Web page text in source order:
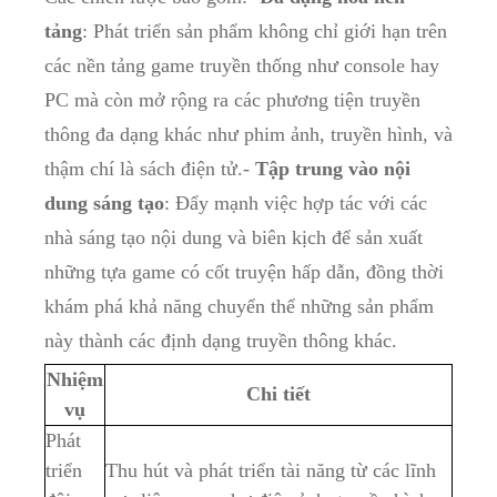
tảng: Phát triển sản phẩm không chỉ giới hạn trên⁤
các⁢ nền tảng game truyền thống như ‍console hay
PC mà⁤ còn mở‍ rộng ra các ‍phương tiện truyền
thông đa dạng khác như ​phim ảnh, truyền hình, và
thậm chí ‌là ⁣sách điện tử.- Tập trung vào nội
dung sáng tạo: ⁤Đẩy ‍mạnh việc hợp tác với các
nhà sáng tạo nội dung và biên kịch để sản⁢ xuất
những⁢ tựa game có cốt truyện hấp dẫn,⁤ đồng thời
khám phá⁢ khả năng chuyển ​thể những sản phẩm
này thành các ‍định dạng truyền thông khác.
Nhiệm
vụ
Chi tiết
Phát
triển
Thu hút ‌và⁤ phát triển tài năng từ các lĩnh